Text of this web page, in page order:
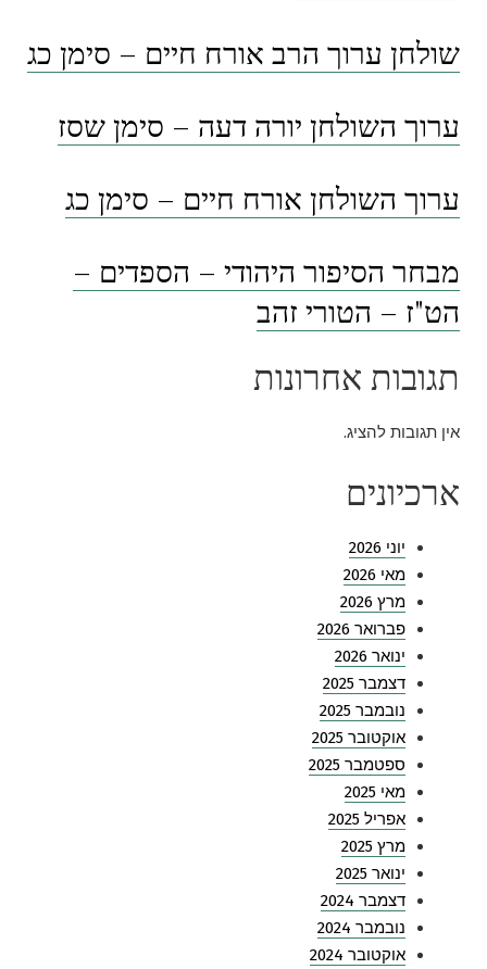
שולחן ערוך הרב אורח חיים – סימן כג
ערוך השולחן יורה דעה – סימן שסז
ערוך השולחן אורח חיים – סימן כג
מבחר הסיפור היהודי – הספדים –
הט"ז – הטורי זהב
תגובות אחרונות
אין תגובות להציג.
ארכיונים
יוני 2026
מאי 2026
מרץ 2026
פברואר 2026
ינואר 2026
דצמבר 2025
נובמבר 2025
אוקטובר 2025
ספטמבר 2025
מאי 2025
אפריל 2025
מרץ 2025
ינואר 2025
דצמבר 2024
נובמבר 2024
אוקטובר 2024